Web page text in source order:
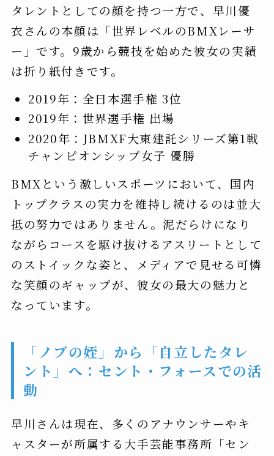
タレントとしての顔を持つ一方で、早川優
衣さんの本顔は「世界レベルのBMXレーサ
ー」です。9歳から競技を始めた彼女の実績
は折り紙付きです。
2019年：全日本選手権 3位
2019年：世界選手権 出場
2020年：JBMXF大東建託シリーズ第1戦
チャンピオンシップ女子 優勝
BMXという激しいスポーツにおいて、国内
トップクラスの実力を維持し続けるのは並大
抵の努力ではありません。泥だらけになり
ながらコースを駆け抜けるアスリートとして
のストイックな姿と、メディアで見せる可憐
な笑顔のギャップが、彼女の最大の魅力と
なっています。
「ノブの姪」から「自立したタレ
ント」へ：セント・フォースでの活
動
早川さんは現在、多くのアナウンサーやキ
ャスターが所属する大手芸能事務所「セン